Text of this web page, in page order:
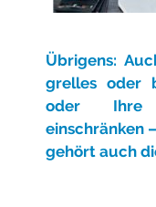
Übrigens:
grelles oder
oder Ihre
einschränken
gehört auch